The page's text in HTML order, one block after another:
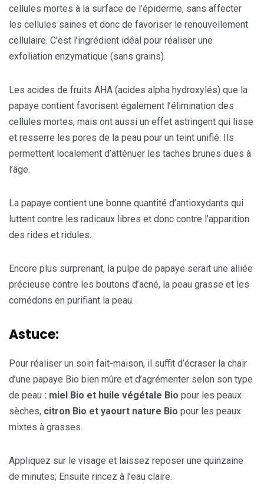
cellules mortes à la surface de l’épiderme, sans affecter
les cellules saines et donc de favoriser le renouvellement
cellulaire. C’est l’ingrédient idéal pour réaliser une
exfoliation enzymatique (sans grains).
Les acides de fruits AHA (acides alpha hydroxylés) que la
papaye contient favorisent également l’élimination des
cellules mortes, mais ont aussi un effet astringent qui lisse
et resserre les pores de la peau pour un teint unifié. Ils
permettent localement d’atténuer les taches brunes dues à
l’âge.
La papaye contient une bonne quantité d’antioxydants qui
luttent contre les radicaux libres et donc contre l’apparition
des rides et ridules.
Encore plus surprenant, la pulpe de papaye serait une alliée
précieuse contre les boutons d’acné, la peau grasse et les
comédons en purifiant la peau.
Astuce:
Pour réaliser un soin fait-maison, il suffit d’écraser la chair
d’une papaye Bio bien mûre et d’agrémenter selon son type
de peau : miel Bio et huile végétale Bio pour les peaux
sèches, citron Bio et yaourt nature Bio pour les peaux
mixtes à grasses.
Appliquez sur le visage et laissez reposer une quinzaine
de minutes; Ensuite rincez à l’eau claire.